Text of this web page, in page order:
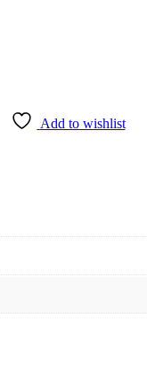
Add to wishlist